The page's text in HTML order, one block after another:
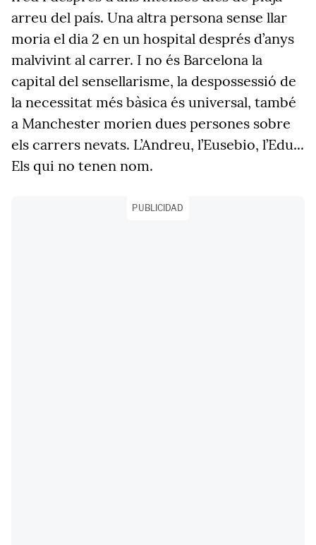
arreu del país. Una altra persona sense llar
moria el dia 2 en un hospital després d’anys
malvivint al carrer. I no és Barcelona la
capital del sensellarisme, la despossessió de
la necessitat més bàsica és universal, també
a Manchester morien dues persones sobre
els carrers nevats. L’Andreu, l’Eusebio, l’Edu...
Els qui no tenen nom.
PUBLICIDAD